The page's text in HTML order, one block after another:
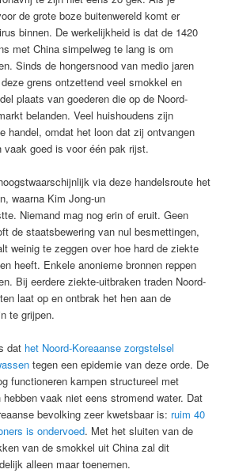
de grote boze buitenwereld komt er
binnen. De werkelijkheid is dat de 1420
met China simpelweg te lang is om
Sinds de hongersnood van medio jaren
grens ontzettend veel smokkel en
plaats van goederen die op de Noord-
belanden. Veel huishoudens zijn
handel, omdat het loon dat zij ontvangen
vaak goed is voor één pak rijst.
via deze handelsroute het
waarna Kim Jong-un
Niemand mag nog erin of eruit. Geen
de staatsbewering van nul besmettingen,
weinig te zeggen over hoe hard de ziekte
heeft. Enkele anonieme bronnen reppen
Bij eerdere ziekte-uitbraken traden Noord-
laat op en ontbrak het hen aan de
te grijpen.
dat het Noord-Koreaanse zorgstelsel
tegen een epidemie van deze orde. De
functioneren kampen structureel met
vaak niet eens stromend water. Dat
bevolking zeer kwetsbaar is: ruim 40
is ondervoed. Met het sluiten van de
van de smokkel uit China zal dit
alleen maar toenemen.